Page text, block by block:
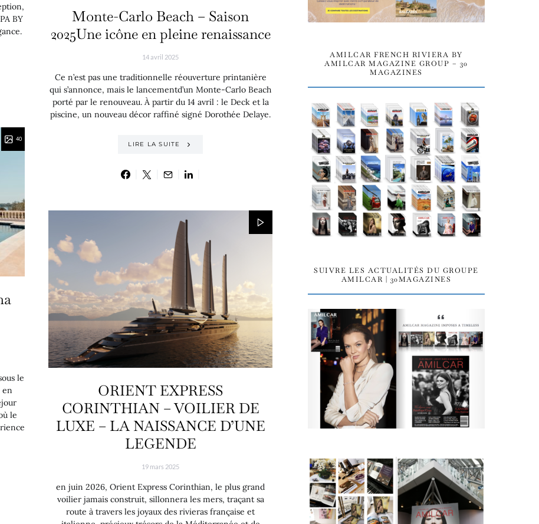
BY
40
le
en
le
Monte-Carlo Beach – Saison
2025Une icône en pleine renaissance
14 avril 2025
Ce n’est pas une traditionnelle réouverture printanière
qui s’annonce, mais le lancementd’un Monte-Carlo Beach
porté par le renouveau. À partir du 14 avril : le Deck et la
piscine, un nouveau décor raffiné signé Dorothée Delaye.
LIRE LA SUITE
ORIENT EXPRESS
CORINTHIAN – VOILIER DE
LUXE – LA NAISSANCE D’UNE
LEGENDE
19 mars 2025
en juin 2026, Orient Express Corinthian, le plus grand
voilier jamais construit, sillonnera les mers, traçant sa
route à travers les joyaux des rivieras française et
AMILCAR FRENCH RIVIERA BY
AMILCAR MAGAZINE GROUP – 30
MAGAZINES
SUIVRE LES ACTUALITÉS DU GROUPE
AMILCAR | 30MAGAZINES